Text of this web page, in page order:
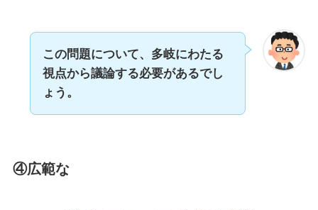
この問題について、多岐にわたる
視点から議論する必要があるでし
ょう。
④広範な